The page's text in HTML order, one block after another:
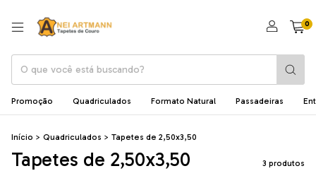
0
Promoção Quadriculados Formato Natural Passadeiras
Início > Quadriculados > Tapetes de 2,50x3,50
Tapetes de 2,50x3,50 3 produtos